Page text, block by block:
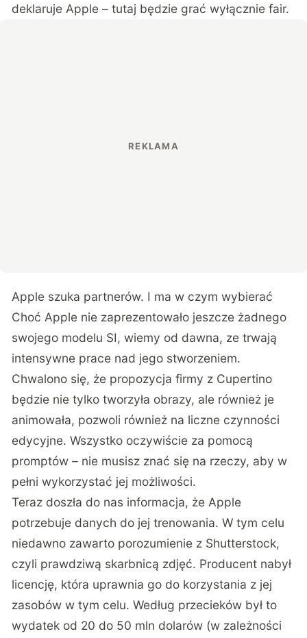
deklaruje Apple – tutaj będzie grać wyłącznie fair.
Apple szuka partnerów. I ma w czym wybierać
Choć Apple nie zaprezentowało jeszcze żadnego
swojego modelu SI, wiemy od dawna, ze trwają
intensywne prace nad jego stworzeniem.
Chwalono się, że propozycja firmy z Cupertino
będzie nie tylko tworzyła obrazy, ale również je
animowała, pozwoli również na liczne czynności
edycyjne. Wszystko oczywiście za pomocą
promptów – nie musisz znać się na rzeczy, aby w
pełni wykorzystać jej możliwości.
Teraz doszła do nas informacja, że Apple
potrzebuje danych do jej trenowania. W tym celu
niedawno zawarto porozumienie z Shutterstock,
czyli prawdziwą skarbnicą zdjęć. Producent nabył
licencję, która uprawnia go do korzystania z jej
zasobów w tym celu. Według przecieków był to
wydatek od 20 do 50 mln dolarów (w zależności